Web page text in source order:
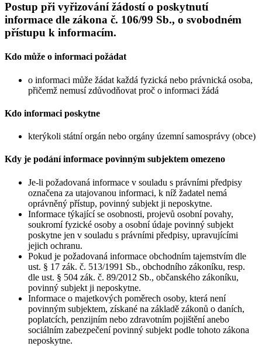
Postup při vyřizování žádostí o poskytnutí
informace dle zákona č. 106/99 Sb., o svobodném
přístupu k informacím.
Kdo může o informaci požádat
o informaci může žádat každá fyzická nebo právnická osoba,
přičemž nemusí zdůvodňovat proč o informaci žádá
Kdo informaci poskytne
kterýkoli státní orgán nebo orgány územní samosprávy (obce)
Kdy je podání informace povinným subjektem omezeno
Je-li požadovaná informace v souladu s právními předpisy
označena za utajovanou informaci, k níž žadatel nemá
oprávněný přístup, povinný subjekt ji neposkytne.
Informace týkající se osobnosti, projevů osobní povahy,
soukromí fyzické osoby a osobní údaje povinný subjekt
poskytne jen v souladu s právními předpisy, upravujícími
jejich ochranu.
Pokud je požadovaná informace obchodním tajemstvím dle
ust. § 17 zák. č. 513/1991 Sb., obchodního zákoníku, resp.
dle ust. § 504 zák. č. 89/2012 Sb., občanského zákoníku,
povinný subjekt ji neposkytne.
Informace o majetkových poměrech osoby, která není
povinným subjektem, získané na základě zákonů o daních,
poplatcích, penzijním nebo zdravotním pojištění anebo
sociálním zabezpečení povinný subjekt podle tohoto zákona
neposkytne.